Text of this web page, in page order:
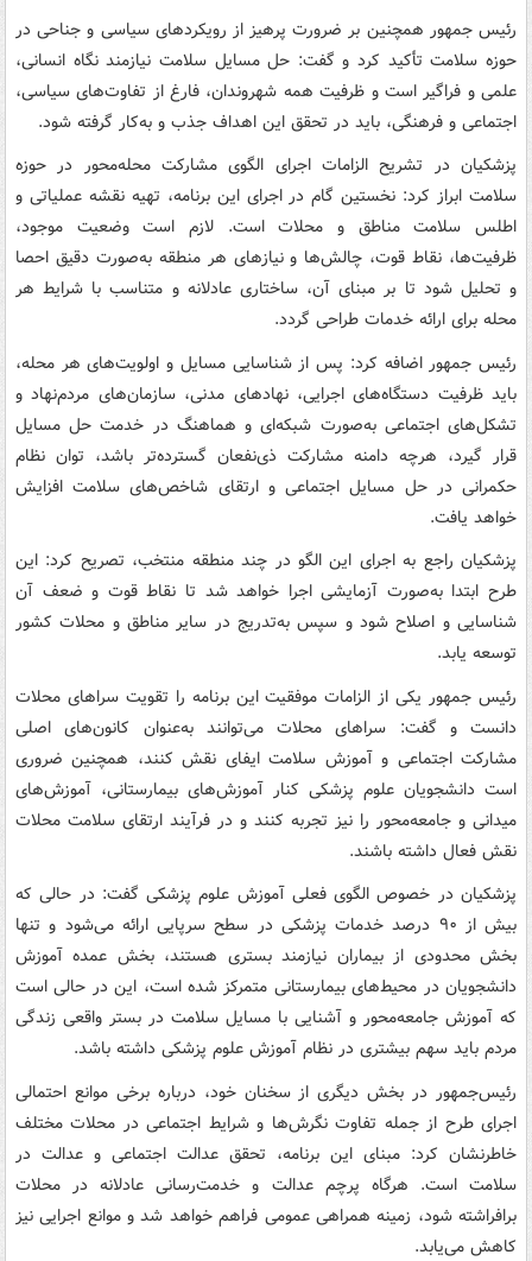
رئیس جمهور همچنین بر ضرورت پرهیز از رویکردهای سیاسی و جناحی در
حوزه سلامت تأکید کرد و گفت: حل مسایل سلامت نیازمند نگاه انسانی،
علمی و فراگیر است و ظرفیت همه شهروندان، فارغ از تفاوت‌های سیاسی،
اجتماعی و فرهنگی، باید در تحقق این اهداف جذب و به‌کار گرفته شود.
پزشکیان در تشریح الزامات اجرای الگوی مشارکت محله‌محور در حوزه
سلامت ابراز کرد: نخستین گام در اجرای این برنامه، تهیه نقشه عملیاتی و
اطلس سلامت مناطق و محلات است. لازم است وضعیت موجود،
ظرفیت‌ها، نقاط قوت، چالش‌ها و نیازهای هر منطقه به‌صورت دقیق احصا
و تحلیل شود تا بر مبنای آن، ساختاری عادلانه و متناسب با شرایط هر
محله برای ارائه خدمات طراحی گردد.
رئیس جمهور اضافه کرد: پس از شناسایی مسایل و اولویت‌های هر محله،
باید ظرفیت دستگاه‌های اجرایی، نهادهای مدنی، سازمان‌های مردم‌نهاد و
تشکل‌های اجتماعی به‌صورت شبکه‌ای و هماهنگ در خدمت حل مسایل
قرار گیرد، هرچه دامنه مشارکت ذی‌نفعان گسترده‌تر باشد، توان نظام
حکمرانی در حل مسایل اجتماعی و ارتقای شاخص‌های سلامت افزایش
خواهد یافت.
پزشکیان راجع به اجرای این الگو در چند منطقه منتخب، تصریح کرد: این
طرح ابتدا به‌صورت آزمایشی اجرا خواهد شد تا نقاط قوت و ضعف آن
شناسایی و اصلاح شود و سپس به‌تدریج در سایر مناطق و محلات کشور
توسعه یابد.
رئیس جمهور یکی از الزامات موفقیت این برنامه را تقویت سراهای محلات
دانست و گفت: سراهای محلات می‌توانند به‌عنوان کانون‌های اصلی
مشارکت اجتماعی و آموزش سلامت ایفای نقش کنند، همچنین ضروری
است دانشجویان علوم پزشکی کنار آموزش‌های بیمارستانی، آموزش‌های
میدانی و جامعه‌محور را نیز تجربه کنند و در فرآیند ارتقای سلامت محلات
نقش فعال داشته باشند.
پزشکیان در خصوص الگوی فعلی آموزش علوم پزشکی گفت: در حالی که
بیش از ۹۰ درصد خدمات پزشکی در سطح سرپایی ارائه می‌شود و تنها
بخش محدودی از بیماران نیازمند بستری هستند، بخش عمده آموزش
دانشجویان در محیط‌های بیمارستانی متمرکز شده است، این در حالی است
که آموزش جامعه‌محور و آشنایی با مسایل سلامت در بستر واقعی زندگی
مردم باید سهم بیشتری در نظام آموزش علوم پزشکی داشته باشد.
رئیس‌جمهور در بخش دیگری از سخنان خود، درباره برخی موانع احتمالی
اجرای طرح از جمله تفاوت نگرش‌ها و شرایط اجتماعی در محلات مختلف
خاطرنشان کرد: مبنای این برنامه، تحقق عدالت اجتماعی و عدالت در
سلامت است. هرگاه پرچم عدالت و خدمت‌رسانی عادلانه در محلات
برافراشته شود، زمینه همراهی عمومی فراهم خواهد شد و موانع اجرایی نیز
کاهش می‌یابد.